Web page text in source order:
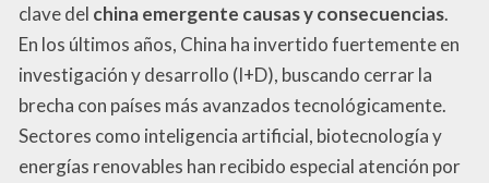
clave del china emergente causas y consecuencias.
En los últimos años, China ha invertido fuertemente en
investigación y desarrollo (I+D), buscando cerrar la
brecha con países más avanzados tecnológicamente.
Sectores como inteligencia artificial, biotecnología y
energías renovables han recibido especial atención por